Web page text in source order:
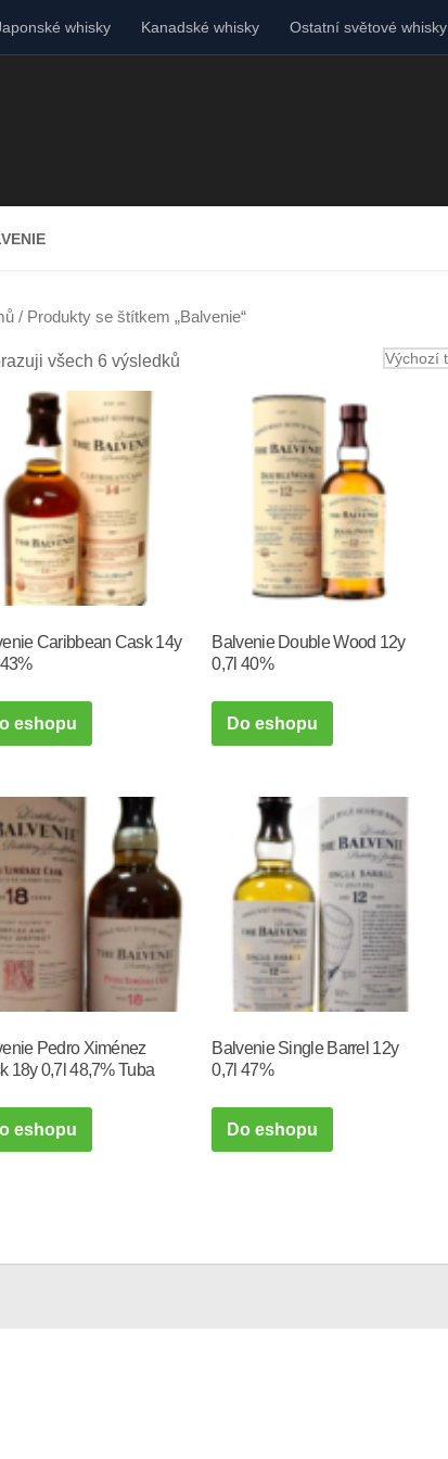
whisky Kanadské whisky Ostatní světové whisky
/ Produkty se štítkem „Balvenie“
všech 6 výsledků
Caribbean Cask 14y
eshopu
Balvenie Double Wood 12y
0,7l 40%
Do eshopu
Pedro Ximénez
18y 0,7l 48,7% Tuba
eshopu
Balvenie Single Barrel 12y
0,7l 47%
Do eshopu